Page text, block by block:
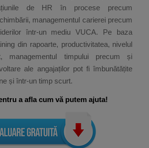
de HR în procese precum
managementul carierei precum
într-un mediu VUCA. Pe baza
din rapoarte, productivitatea, nivelul
managementul timpului precum și
ale angajaților pot fi îmbunătățite
și într-un timp scurt.
a afla cum vă putem ajuta!